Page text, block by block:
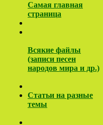
Самая главная
страница
Всякие файлы
(записи песен
народов мира и др.)
Cтатьи на разные
темы